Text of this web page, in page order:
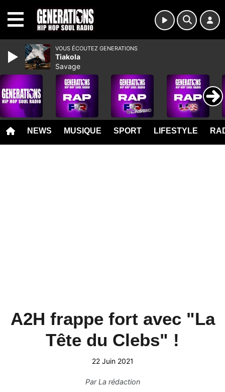
NEWS MUSIQUE SPORT LIFESTYLE
A2H frappe fort avec "La
Tête du Clebs" !
22 Juin 2021
ParLa rédaction
VOUS ÉCOUTEZ GENERATIONS
Tiakola
Savage